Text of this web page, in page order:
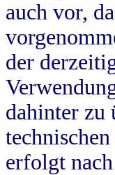
auch vor,
der
dahinter zu
erfolgt